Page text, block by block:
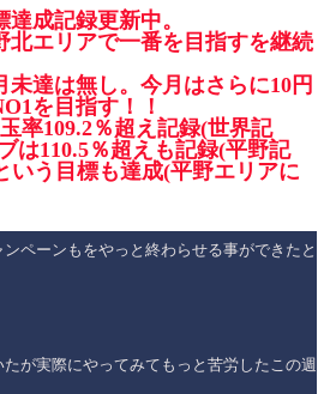
達成記録更新中。
北エリアで一番を目指すを継続
未達は無し。今月はさらに10円
を目指す！！
率109.2％超え記録(世界記
は110.5％超えも記録(平野記
いう目標も達成(平野エリアに
ペーンもをやっと終わらせる事ができたと
が実際にやってみてもっと苦労したこの週